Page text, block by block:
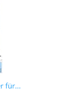
für...